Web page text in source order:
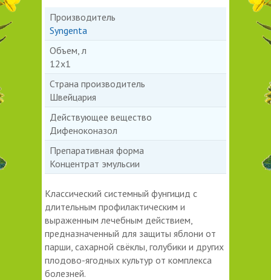
Производитель
Syngenta
Объем, л
12х1
Страна производитель
Швейцария
Действующее вещество
Дифеноконазол
Препаративная форма
Концентрат эмульсии
Классический системный фунгицид с
длительным профилактическим и
выраженным лечебным действием,
предназначенный для защиты яблони от
парши, сахарной свёклы, голубики и других
плодово-ягодных культур от комплекса
болезней.